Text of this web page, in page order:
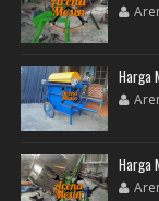
Harga
Harga